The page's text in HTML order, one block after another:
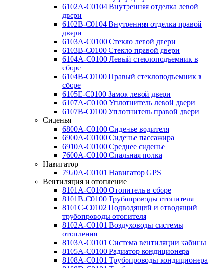
6102A-C0104 Внутренняя отделка левой
двери
6102B-C0104 Внутренняя отделка правой
двери
6103A-C0100 Стекло левой двери
6103B-C0100 Стекло правой двери
6104A-C0100 Левый стеклоподъемник в
сборе
6104B-C0100 Правый стеклоподъемник в
сборе
6105E-C0100 Замок левой двери
6107A-C0100 Уплотнитель левой двери
6107B-C0100 Уплотнитель правой двери
Сиденья
6800A-C0100 Сиденье водителя
6900A-C0100 Сиденье пассажира
6910A-C0100 Среднее сиденье
7600A-C0100 Спальная полка
Навигатор
7920A-C0101 Навигатор GPS
Вентиляция и отопление
8101A-C0100 Отопитель в сборе
8101B-C0100 Трубопроводы отопителя
8101C-C0102 Подводящий и отводящий
трубопроводы отопителя
8102A-C0101 Воздуховоды системы
отопления
8103A-C0101 Система вентиляции кабины
8105A-C0100 Радиатор кондиционера
8108A-C0101 Трубопроводы кондиционера